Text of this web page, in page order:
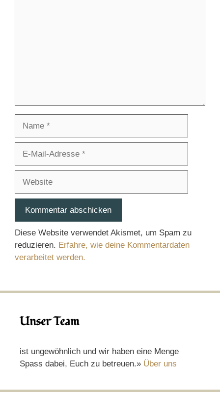
Adresse
Diese Website verwendet Akismet, um Spam zu
reduzieren. Erfahre, wie deine Kommentardaten
verarbeitet werden.
Unser Team
ist ungewöhnlich und wir haben eine Menge
Spass dabei, Euch zu betreuen.» Über uns